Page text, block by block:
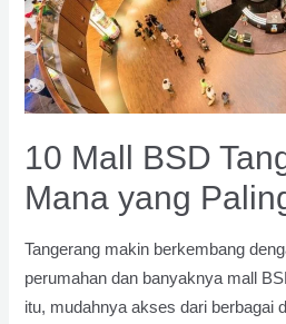
Dipilih!
10 Mall BSD
Mana yang
Tangerang makin berkembang
perumahan dan banyaknya mall
itu, mudahnya akses dari berbagai